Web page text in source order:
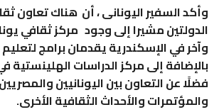
وأكد السفير اليونانى ، أن هناك تعاون
الدولتين مشيرا إلى وجود مركز ثقافي
وآخر في الإسكندرية يقدمان برامج لتعليم
بالإضافة إلى مركز الدراسات الهلينستية
فضلًا عن التعاون بين اليونانيين
والمؤتمرات والأحداث الثقافية الأخرى.